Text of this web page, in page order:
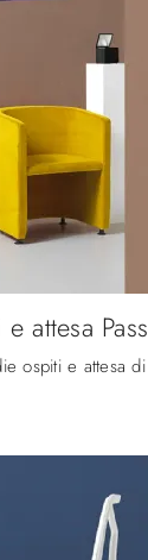
attesa Pass